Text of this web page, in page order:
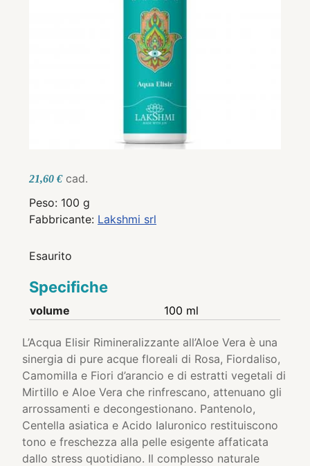
21,60 € cad.
Peso: 100 g
Fabbricante: Lakshmi srl
Esaurito
Specifiche
volume 100 ml
L’Acqua Elisir Rimineralizzante all’Aloe Vera è una
sinergia di pure acque floreali di Rosa, Fiordaliso,
Camomilla e Fiori d’arancio e di estratti vegetali di
Mirtillo e Aloe Vera che rinfrescano, attenuano gli
arrossamenti e decongestionano. Pantenolo,
Centella asiatica e Acido Ialuronico restituiscono
tono e freschezza alla pelle esigente affaticata
dallo stress quotidiano. Il complesso naturale